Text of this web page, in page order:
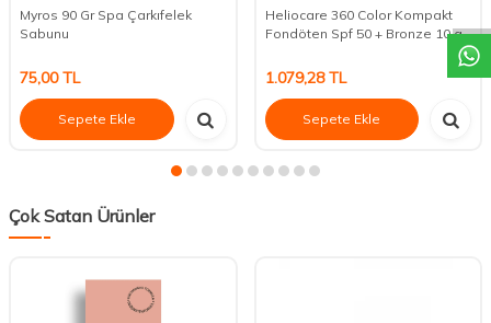
Myros 90 Gr Spa Çarkıfelek
Sabunu
75,00TL
Sepete Ekle
Heliocare 360 Color Kompakt
Fondöten Spf 50 + Bronze 10 g
1.079,28TL
Sepete Ekle
Çok Satan Ürünler